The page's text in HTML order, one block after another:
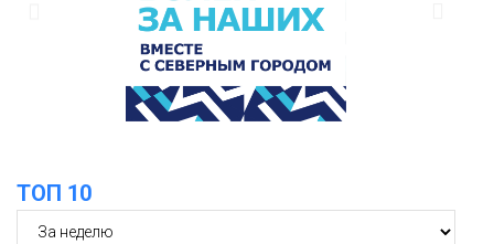
Эксперт рассказал о пользе самой
большой и сочной ягоды
ТОП 10